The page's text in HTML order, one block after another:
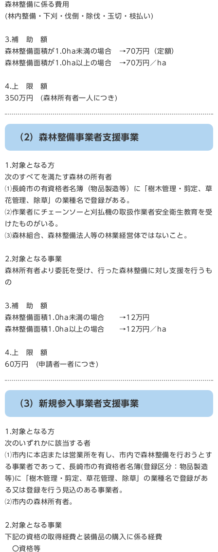
森林整備に係る費用
(林内整備・下刈・伐倒・除伐・玉切・枝払い)
3.補 助 額
森林整備面積が1.0ha未満の場合 →70万円（定額）
森林整備面積が1.0ha以上の場合 →70万円／ha
4.上 限 額
350万円 (森林所有者一人につき)
（2）森林整備事業者支援事業
1.対象となる方
次のすべてを満たす森林の所有者
⑴長崎市の有資格者名簿（物品製造等）に「樹木管理・剪定、草
花管理、除草」の業種名で登録がある。
⑵作業者にチェーンソーと刈払機の取扱作業者安全衛生教育を受
けたものがいる。
⑶森林組合、森林整備法人等の林業経営体ではないこと。
2.対象となる事業
森林所有者より委託を受け、行った森林整備に対し支援を行うも
の
3.補 助 額
森林整備面積1.0ha未満の場合 →12万円
森林整備面積1.0ha以上の場合 →12万円／ha
4.上 限 額
60万円 (申請者一者につき)
（3）新規参入事業者支援事業
1.対象となる方
次のいずれかに該当する者
⑴市内に本店または営業所を有し、市内で森林整備を行おうとす
る事業者であって、長崎市の有資格者名簿(登録区分：物品製造
等)に「樹木管理・剪定、草花管理、除草」の業種名で登録があ
る又は登録を行う見込のある事業者。
⑵市内の森林所有者。
2.対象となる事業
下記の資格の取得経費と装備品の購入に係る経費
〇資格等